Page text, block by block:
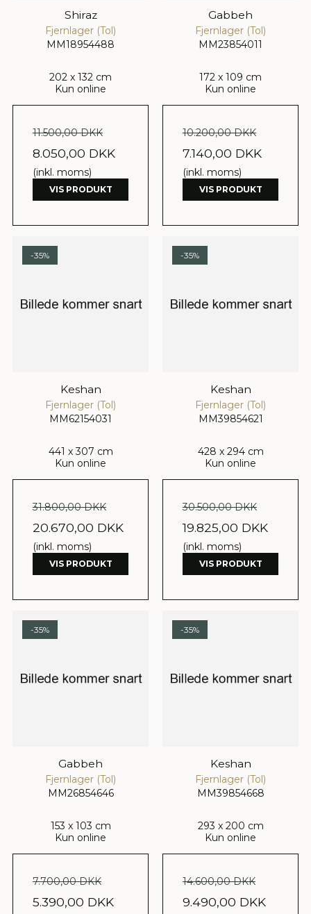
Shiraz
Fjernlager (Tol)
MM18954488
202 x 132 cm
Kun online
11.500,00 DKK
8.050,00 DKK
(inkl. moms)
VIS PRODUKT
Gabbeh
Fjernlager (Tol)
MM23854011
172 x 109 cm
Kun online
10.200,00 DKK
7.140,00 DKK
(inkl. moms)
VIS PRODUKT
-35%
Keshan
Fjernlager (Tol)
MM62154031
441 x 307 cm
Kun online
31.800,00 DKK
20.670,00 DKK
(inkl. moms)
VIS PRODUKT
-35%
Keshan
Fjernlager (Tol)
MM39854621
428 x 294 cm
Kun online
30.500,00 DKK
19.825,00 DKK
(inkl. moms)
VIS PRODUKT
-35%
Gabbeh
Fjernlager (Tol)
MM26854646
153 x 103 cm
Kun online
7.700,00 DKK
5.390,00 DKK
-35%
Keshan
Fjernlager (Tol)
MM39854668
293 x 200 cm
Kun online
14.600,00 DKK
9.490,00 DKK